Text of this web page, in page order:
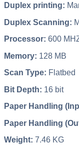
Duplex printing:
Duplex Scanning:
Processor: 600
Memory: 128 MB
Scan Type: Flatbed
Bit Depth: 16 bit
Paper Handling
Paper Handling
Weight: 7.46 KG